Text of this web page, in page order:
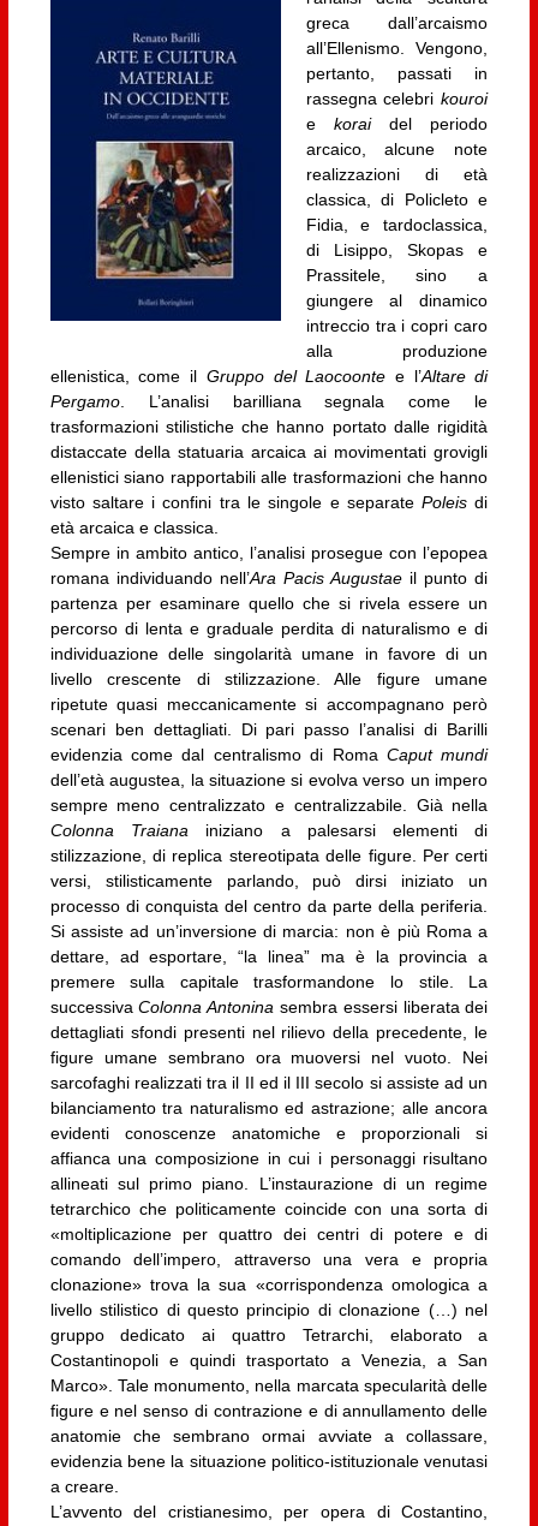
greca dall’arcaismo
all’Ellenismo. Vengono,
pertanto, passati in
rassegna celebrikouroi
e koraidel periodo
arcaico, alcune note
realizzazioni di età
classica, di Policleto e
Fidia, e tardoclassica,
di Lisippo, Skopas e
Prassitele, sino a
giungere al dinamico
intreccio tra i copri caro
alla produzione
ellenistica, come il Gruppo del Laocoonte e l’Altare di
Pergamo. L’analisi barilliana segnala come le
trasformazioni stilistiche che hanno portato dalle rigidità
distaccate della statuaria arcaica ai movimentati grovigli
ellenistici siano rapportabili alle trasformazioni che hanno
visto saltare i confini tra le singole e separatePoleis di
età arcaica e classica.
Sempre in ambito antico, l’analisi prosegue con l’epopea
romana individuando nell’Ara Pacis Augustae il punto di
partenza per esaminare quello che si rivela essere un
percorso di lenta e graduale perdita di naturalismo e di
individuazione delle singolarità umane in favore di un
livello crescente di stilizzazione. Alle figure umane
ripetute quasi meccanicamente si accompagnano però
scenari ben dettagliati. Di pari passo l’analisi di Barilli
evidenzia come dal centralismo di Roma Caput mundi
dell’età augustea, la situazione si evolva verso un impero
sempre meno centralizzato e centralizzabile. Già nella
Colonna Traianainiziano a palesarsi elementi di
stilizzazione, di replica stereotipata delle figure. Per certi
versi, stilisticamente parlando, può dirsi iniziato un
processo di conquista del centro da parte della periferia.
Si assiste ad un’inversione di marcia: non è più Roma a
dettare, ad esportare, “la linea” ma è la provincia a
premere sulla capitale trasformandone lo stile. La
successivaColonna Antonina sembra essersi liberata dei
dettagliati sfondi presenti nel rilievo della precedente, le
figure umane sembrano ora muoversi nel vuoto. Nei
sarcofaghi realizzati tra il II ed il III secolo si assiste ad un
bilanciamento tra naturalismo ed astrazione; alle ancora
evidenti conoscenze anatomiche e proporzionali si
affianca una composizione in cui i personaggi risultano
allineati sul primo piano. L’instaurazione di un regime
tetrarchico che politicamente coincide con una sorta di
«moltiplicazione per quattro dei centri di potere e di
comando dell’impero, attraverso una vera e propria
clonazione» trova la sua «corrispondenza omologica a
livello stilistico di questo principio di clonazione (…) nel
gruppo dedicato ai quattro Tetrarchi, elaborato a
Costantinopoli e quindi trasportato a Venezia, a San
Marco». Tale monumento, nella marcata specularità delle
figure e nel senso di contrazione e di annullamento delle
anatomie che sembrano ormai avviate a collassare,
evidenzia bene la situazione politico-istituzionale venutasi
a creare.
L’avvento del cristianesimo, per opera di Costantino,